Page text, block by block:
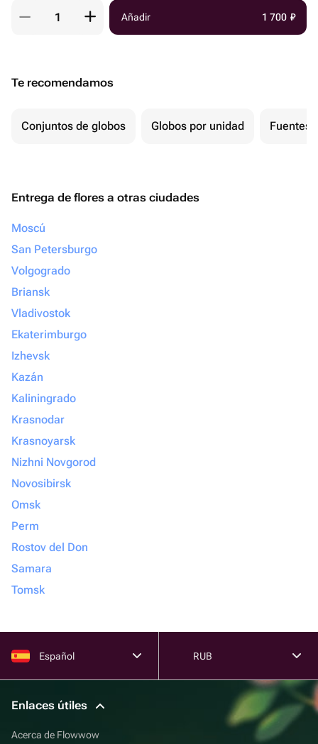
Añadir 1 700 ₽
Te recomendamos
Conjuntos de globos Globos por unidad Fuentes
Entrega de flores a otras ciudades
Moscú
San Petersburgo
Volgogrado
Briansk
Vladivostok
Ekaterimburgo
Izhevsk
Kazán
Kaliningrado
Krasnodar
Krasnoyarsk
Nizhni Novgorod
Novosibirsk
Omsk
Perm
Rostov del Don
Samara
Tomsk
Español RUB
Enlaces útiles
Acerca de Flowwow